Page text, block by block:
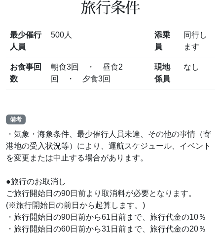
旅行条件
最少催行
人員
500人
添乗
員
同行し
ます
お食事回
数
朝食3回 ・ 昼食2
回 ・ 夕食3回
現地
係員
なし
備考
・気象・海象条件、最少催行人員未達、その他の事情（寄
港地の受入状況等）により、運航スケジュール、イベント
を変更または中止する場合があります。
●旅行のお取消し
ご旅行開始日の90日前より取消料が必要となります。
(※旅行開始日の前日から起算します。)
・旅行開始日の90日前から61日前まで、旅行代金の10％
・旅行開始日の60日前から31日前まで、旅行代金の20％